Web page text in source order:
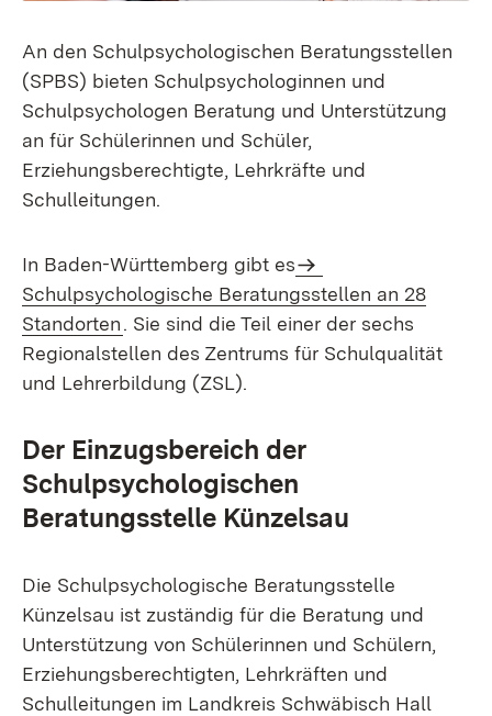
An den Schulpsychologischen Beratungsstellen
(SPBS) bieten Schulpsychologinnen und
Schulpsychologen Beratung und Unterstützung
an für Schülerinnen und Schüler,
Erziehungsberechtigte, Lehrkräfte und
Schulleitungen.
In Baden-Württemberg gibt es
Schulpsychologische Beratungsstellen an 28
Standorten. Sie sind die Teil einer der sechs
Regionalstellen des Zentrums für Schulqualität
und Lehrerbildung (ZSL).
Der Einzugsbereich der
Schulpsychologischen
Beratungsstelle Künzelsau
Die Schulpsychologische Beratungsstelle
Künzelsau ist zuständig für die Beratung und
Unterstützung von Schülerinnen und Schülern,
Erziehungsberechtigten, Lehrkräften und
Schulleitungen im Landkreis Schwäbisch Hall